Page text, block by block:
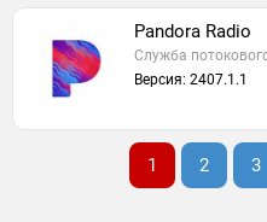
Pandora Radio
Cлужба
Версия: 2407.1.1
1 2 3